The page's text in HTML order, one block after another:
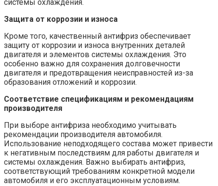
системы охлаждения.
Защита от коррозии и износа
Кроме того, качественный антифриз обеспечивает
защиту от коррозии и износа внутренних деталей
двигателя и элементов системы охлаждения. Это
особенно важно для сохранения долговечности
двигателя и предотвращения неисправностей из-за
образования отложений и коррозии.
Соответствие спецификациям и рекомендациям
производителя
При выборе антифриза необходимо учитывать
рекомендации производителя автомобиля.
Использование неподходящего состава может привести
к негативным последствиям для работы двигателя и
системы охлаждения. Важно выбирать антифриз,
соответствующий требованиям конкретной модели
автомобиля и его эксплуатационным условиям.